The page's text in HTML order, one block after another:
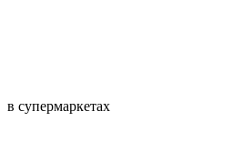
в супермаркетах